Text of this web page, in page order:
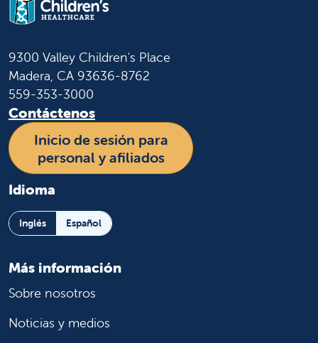
9300 Valley Children's Place
Madera, CA 93636-8762
559-353-3000
Contáctenos
Inicio de sesión para
personal y afiliados
Idioma
Inglés Español
Más información
Sobre nosotros
Noticias y medios